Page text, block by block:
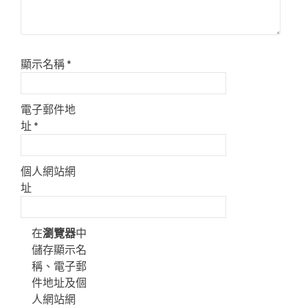
顯示名稱*
電子郵件地
址*
個人網站網
址
在瀏覽器中
儲存顯示名
稱、電子郵
件地址及個
人網站網